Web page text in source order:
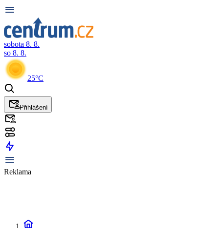
sobota 8. 8.
so 8. 8.
25°C
Přihlášení
Reklama